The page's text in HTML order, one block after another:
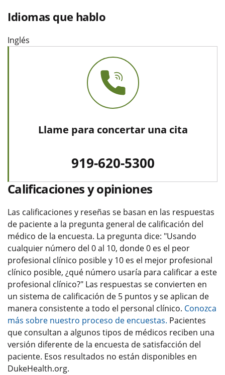
Idiomas que hablo
Inglés
Llame para concertar una cita
919-620-5300
Calificaciones y opiniones
Las calificaciones y reseñas se basan en las respuestas
de paciente a la pregunta general de calificación del
médico de la encuesta. La pregunta dice: "Usando
cualquier número del 0 al 10, donde 0 es el peor
profesional clínico posible y 10 es el mejor profesional
clínico posible, ¿qué número usaría para calificar a este
profesional clínico?" Las respuestas se convierten en
un sistema de calificación de 5 puntos y se aplican de
manera consistente a todo el personal clínico. Conozca
más sobre nuestro proceso de encuestas. Pacientes
que consultan a algunos tipos de médicos reciben una
versión diferente de la encuesta de satisfacción del
paciente. Esos resultados no están disponibles en
DukeHealth.org.